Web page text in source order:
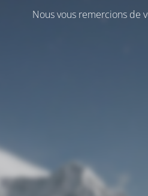
Nous vous remercions de